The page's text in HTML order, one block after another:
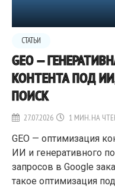
СТАТЬИ
GEO —
КОНТЕНТА ПОД
ПОИСК
27.07.2026 1 МИН. НА
GEO — оптимизация
ИИ и генеративного
запросов в Google
такое оптимизация